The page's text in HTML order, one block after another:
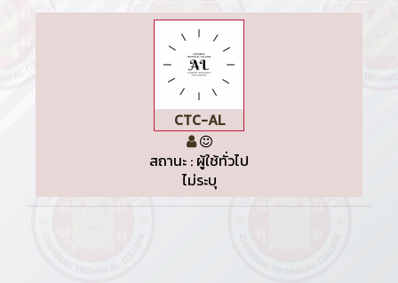
CTC-AL
สถานะ : ผู้ใช้ทั่วไป
ไม่ระบุ